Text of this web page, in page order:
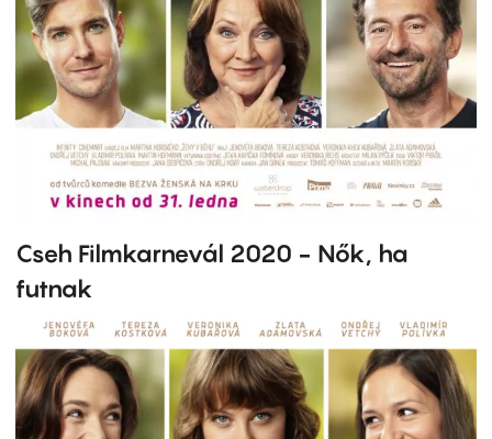
Cseh Filmkarnevál 2020 - Nők, ha
futnak